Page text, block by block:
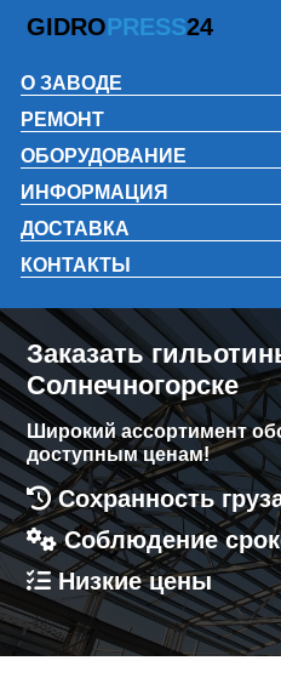
GIDROPRESS24
О ЗАВОДЕ
РЕМОНТ
ОБОРУДОВАНИЕ
ИНФОРМАЦИЯ
ДОСТАВКА
КОНТАКТЫ
Заказать
Солнечногорске
Широкий ассортимент
доступным ценам!
Сохранность
Соблюдение
Низкие цены